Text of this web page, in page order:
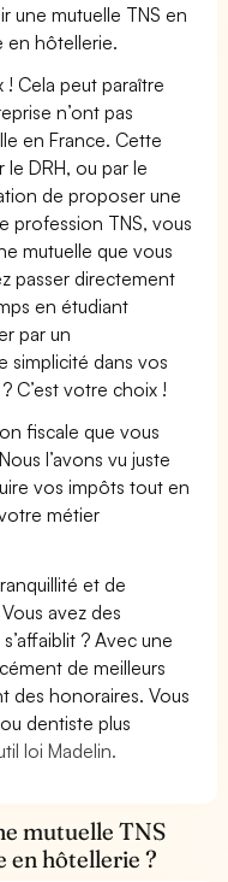
une mutuelle TNS en
en hôtellerie.
Cela peut paraître
n’ont pas
en France. Cette
DRH, ou par le
de proposer une
profession TNS, vous
mutuelle que vous
passer directement
en étudiant
par un
simplicité dans vos
C’est votre choix !
fiscale que vous
l’avons vu juste
vos impôts tout en
métier
et de
avez des
? Avec une
de meilleurs
des honoraires. Vous
dentiste plus
loi Madelin.
mutuelle TNS
en hôtellerie ?